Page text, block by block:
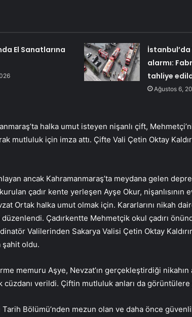
El Sanatlarına
İstanbul’da
alarmı:
tahliye
Ağustos 6,
halka umut isteyen nişanlı çift,
mutluluk için imza attı. Çifte Vali Çetin Oktay
ancak Kahramanmaraş’ta meydana gelen
çadır kente yerleşen Ayşe Okur, nişanlısının
Ortak halka umut olmak için. Kararlarını nikah
Çadırkentte Mehmetçik okul çadırı
Valilerinden Sakarya Valisi Çetin Oktay
şahit oldu.
memuru Aşye, Nevzat’ın gerçekleştirdiği nikahın
cüzdanı verildi. Çiftin mutluluk anları da görüntülere
Bölümü’nden mezun olan ve daha önce